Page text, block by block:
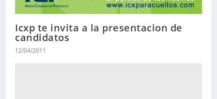
Icxp te invita a la presentacion de
candidatos
12/04/2011